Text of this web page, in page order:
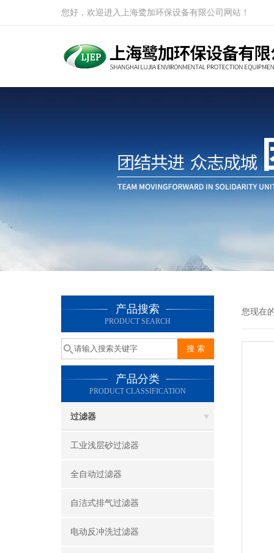
您好，欢迎进入上海鹭加环保设备有限公司网站！
产品搜索
PRODUCT SEARCH
产品分类
PRODUCT CLASSIFICATION
过滤器
工业浅层砂过滤器
全自动过滤器
自洁式排气过滤器
电动反冲洗过滤器
您现在